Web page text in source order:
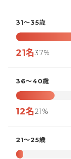
31〜35歳
21名37%
36〜40歳
12名21%
21〜25歳